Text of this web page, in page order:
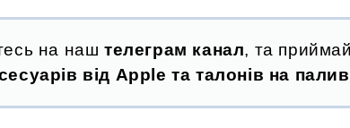
на наш телеграм канал, та
від Apple та талонів на